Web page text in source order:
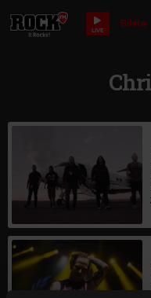
LIVE
Bilete